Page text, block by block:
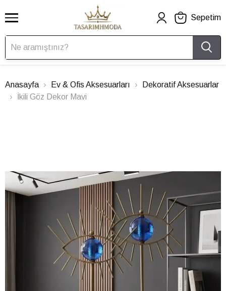
Sepetim
Anasayfa Ev & Ofis Aksesuarları
Dekoratif Aksesuarlar
İkili Göz Dekor Mavi